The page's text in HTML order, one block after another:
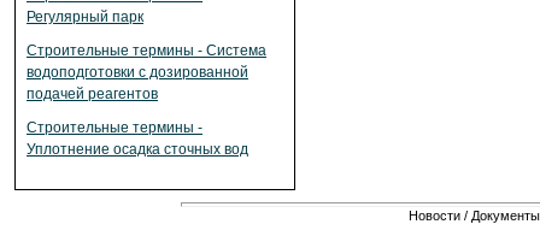
Регулярный парк
Строительные термины - Система
водоподготовки с дозированной
подачей реагентов
Строительные термины -
Уплотнение осадка сточных вод
Новости / Документы